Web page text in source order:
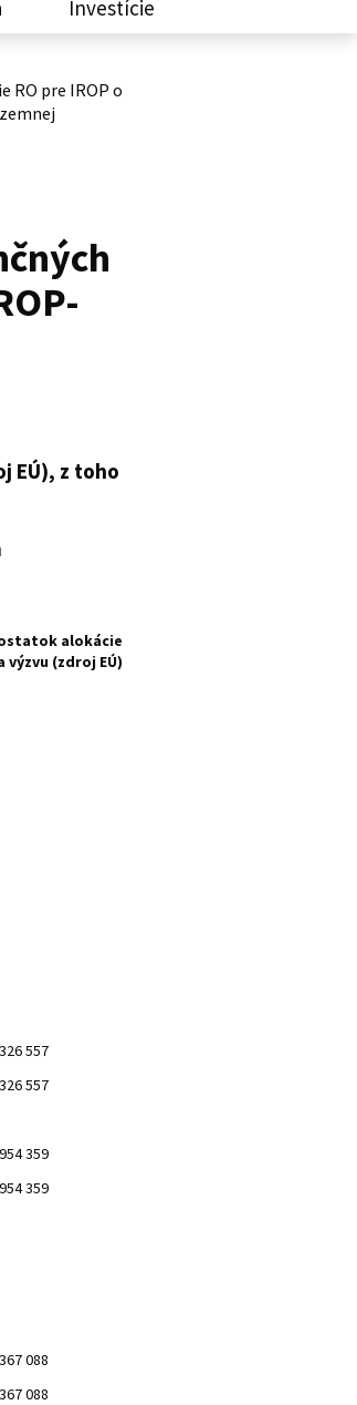
Investície
RO pre IROP o
EÚ), z toho
alokácie
výzvu (zdroj EÚ)
557
557
359
359
088
088